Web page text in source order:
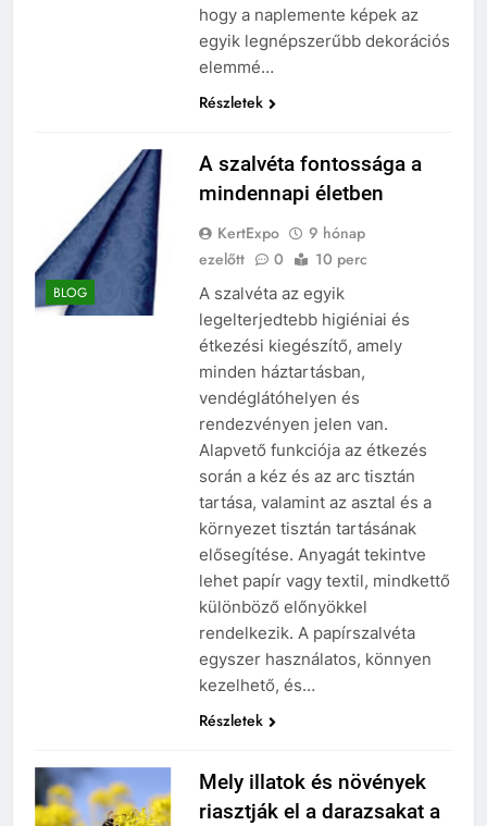
hogy a naplemente képek az
egyik legnépszerűbb dekorációs
elemmé…
Részletek
BLOG
A szalvéta fontossága a
mindennapi életben
KertExpo
9 hónap
ezelőtt
0 10 perc
A szalvéta az egyik
legelterjedtebb higiéniai és
étkezési kiegészítő, amely
minden háztartásban,
vendéglátóhelyen és
rendezvényen jelen van.
Alapvető funkciója az étkezés
során a kéz és az arc tisztán
tartása, valamint az asztal és a
környezet tisztán tartásának
elősegítése. Anyagát tekintve
lehet papír vagy textil, mindkettő
különböző előnyökkel
rendelkezik. A papírszalvéta
egyszer használatos, könnyen
kezelhető, és…
Részletek
Mely illatok és növények
riasztják el a darazsakat a